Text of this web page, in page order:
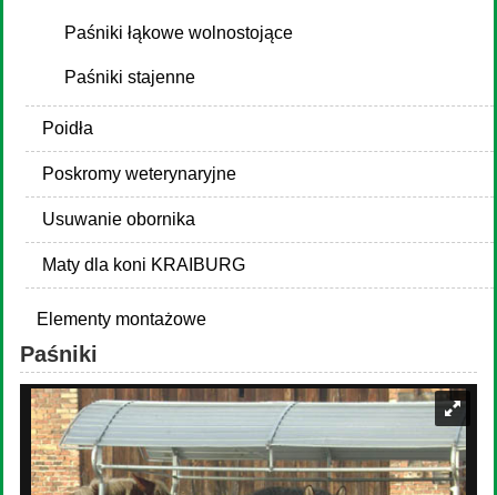
Paśniki łąkowe wolnostojące
Paśniki stajenne
Poidła
Poskromy weterynaryjne
Usuwanie obornika
Maty dla koni KRAIBURG
Elementy montażowe
Paśniki